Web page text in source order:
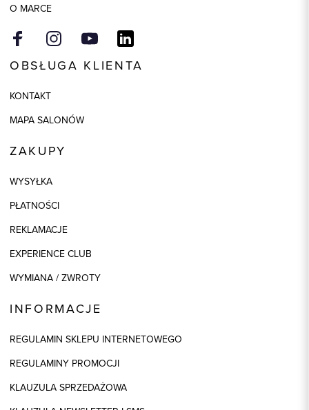
O MARCE
OBSŁUGA KLIENTA
KONTAKT
MAPA SALONÓW
ZAKUPY
WYSYŁKA
PŁATNOŚCI
REKLAMACJE
EXPERIENCE CLUB
WYMIANA / ZWROTY
INFORMACJE
REGULAMIN SKLEPU INTERNETOWEGO
REGULAMINY PROMOCJI
KLAUZULA SPRZEDAŻOWA